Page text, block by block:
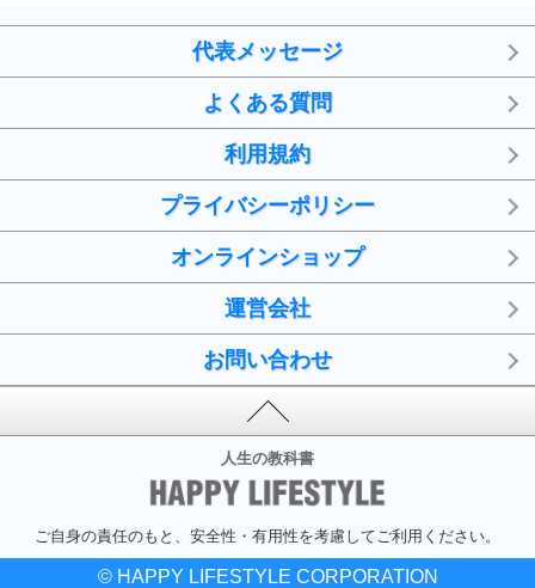
代表メッセージ
よくある質問
利用規約
プライバシーポリシー
オンラインショップ
運営会社
お問い合わせ
人生の教科書
ご自身の責任のもと、安全性・有用性を考慮してご利用ください。
© HAPPY LIFESTYLE CORPORATION